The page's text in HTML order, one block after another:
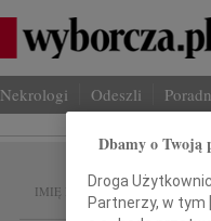
Nekrologi Odeszli
IMIĘ I NAZWISKO:
Dbamy o Twoją
Droga
Partnerzy, w tym